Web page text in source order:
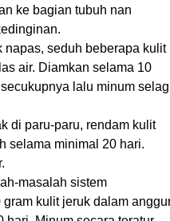
ke bagian tubuh nan
napas, seduh beberapa kulit
air. Diamkan selama 10
lalu minum
di paru-paru, rendam kulit
selama minimal 20 hari.
masalah sistem
kulit jeruk dalam